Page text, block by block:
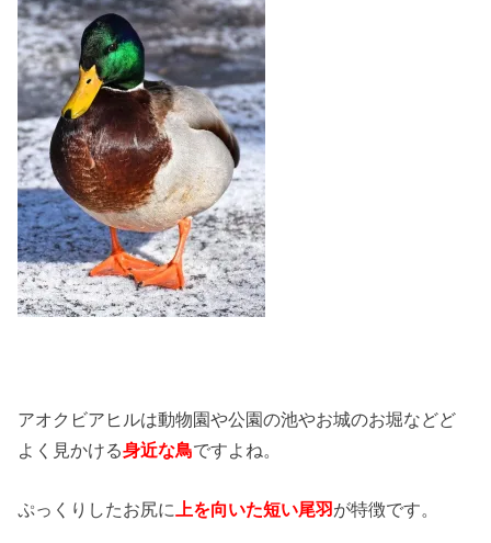
アオクビアヒルは動物園や公園の池やお城のお堀などど
よく見かける身近な鳥ですよね。
ぷっくりしたお尻に 上を向いた短い尾羽 が特徴です。